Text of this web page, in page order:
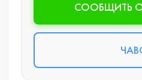
CООБЩИТЬ